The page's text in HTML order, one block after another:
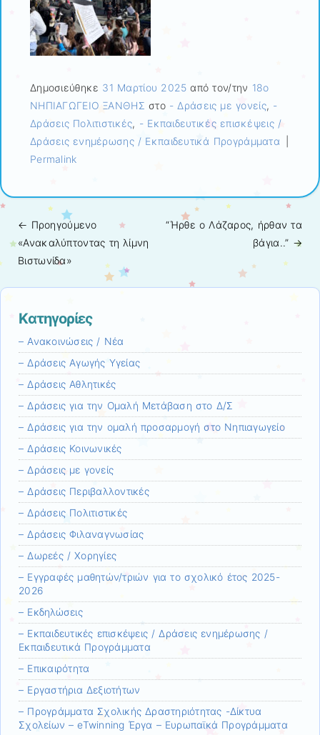
Δημοσιεύθηκε 31 Μαρτίου 2025 από τον/την 18ο
ΝΗΠΙΑΓΩΓΕΙΟ ΞΑΝΘΗΣ στο - Δράσεις με γονείς, -
Δράσεις Πολιτιστικές, - Εκπαιδευτικές επισκέψεις /
Δράσεις ενημέρωσης / Εκπαιδευτικά Προγράμματα
Permalink
Πλοήγηση άρθρων
← Προηγούμενo
«Ανακαλύπτοντας τη λίμνη
Βιστωνίδα»
“Ήρθε ο Λάζαρος, ήρθαν τα
βάγια..” →
Kατηγορίες
– Ανακοινώσεις / Νέα
– Δράσεις Αγωγής Υγείας
– Δράσεις Αθλητικές
– Δράσεις για την Ομαλή Μετάβαση στο Δ/Σ
– Δράσεις για την ομαλή προσαρμογή στο Νηπιαγωγείο
– Δράσεις Κοινωνικές
– Δράσεις με γονείς
– Δράσεις Περιβαλλοντικές
– Δράσεις Πολιτιστικές
– Δράσεις Φιλαναγνωσίας
– Δωρεές / Χορηγίες
– Εγγραφές μαθητών/τριών για το σχολικό έτος 2025-
2026
– Εκδηλώσεις
– Εκπαιδευτικές επισκέψεις / Δράσεις ενημέρωσης /
Εκπαιδευτικά Προγράμματα
– Επικαιρότητα
– Εργαστήρια Δεξιοτήτων
– Προγράμματα Σχολικής Δραστηριότητας -Δίκτυα
Σχολείων – eTwinning Έργα – Ευρωπαϊκά Προγράμματα